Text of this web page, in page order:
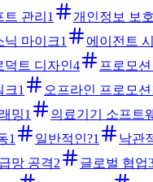
트 관리 1 개인정보 보
닉 마이크1 에이전트
덕트 디자인4 프로모션
크1 오프라인 프로모션
밍1 의료기기 소프트
1 일반적인?1 낙관
망 공격2 글로벌 협업